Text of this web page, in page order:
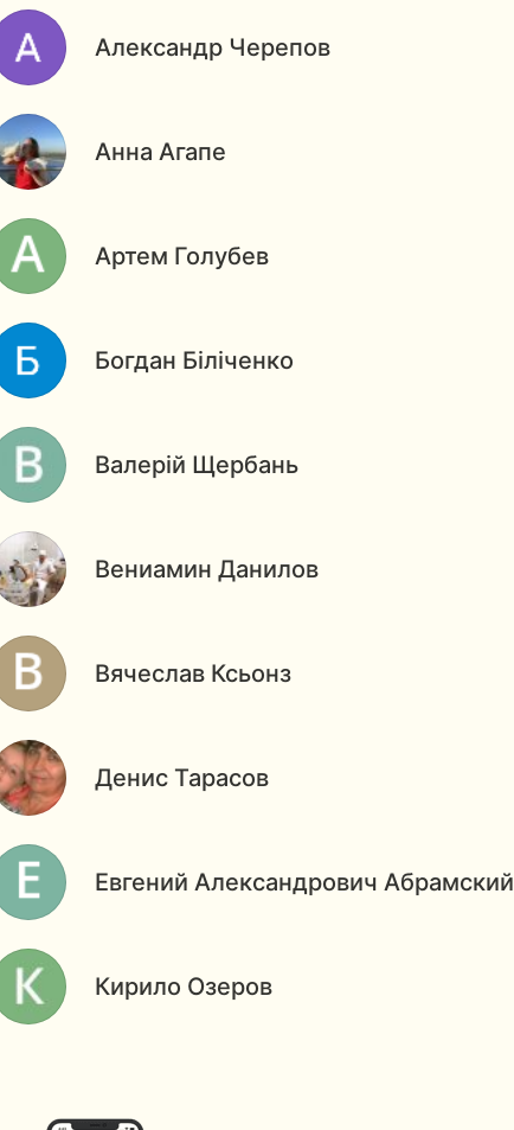
Александр Черепов
Анна Агапе
Артем Голубев
Богдан Біліченко
Валерій Щербань
Вениамин Данилов
Вячеслав Ксьонз
Денис Тарасов
Евгений Александрович Абрамский
Кирило Озеров